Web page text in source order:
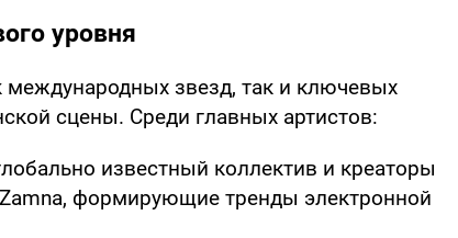
уровня
международных звезд, так и ключевых
сцены. Среди главных артистов:
известный коллектив и креаторы
Zamna, формирующие тренды электронной